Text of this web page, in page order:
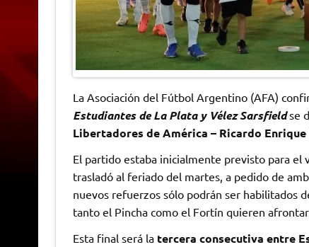
La Asociación del Fútbol Argentino (AFA)
Estudiantes de La Plata y Vélez Sarsfieldse
Libertadores de América – Ricardo Enrique
El partido estaba inicialmente previsto para
trasladó al feriado del martes, a pedido de
nuevos refuerzos sólo podrán ser habilitados
tanto el Pincha como el Fortín quieren
Esta final será la tercera consecutiva entre